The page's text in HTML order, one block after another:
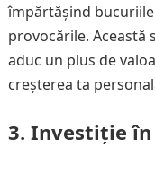
împărtășind
provocările. Această
aduc un plus de
creșterea ta
3. Investiție